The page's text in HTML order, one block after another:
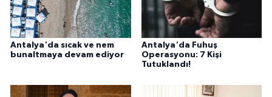
Antalya'da sıcak ve nem
bunaltmaya devam ediyor
Antalya'da Fuhuş
Operasyonu: 7 Kişi
Tutuklandı!